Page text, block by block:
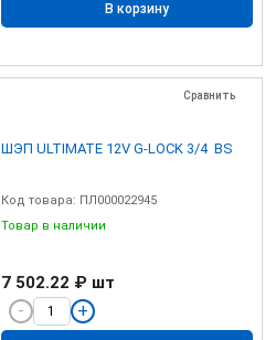
В корзину
Сравнить
ШЭП ULTIMATE 12V G-LOCK 3/4 BS
Код товара: ПЛ000022945
Товар в наличии
7 502.22 ₽ шт